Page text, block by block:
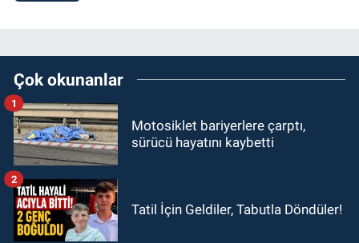
Çok okunanlar
Motosiklet bariyerlere çarptı,
sürücü hayatını kaybetti
1
Tatil İçin Geldiler, Tabutla Döndüler!
2